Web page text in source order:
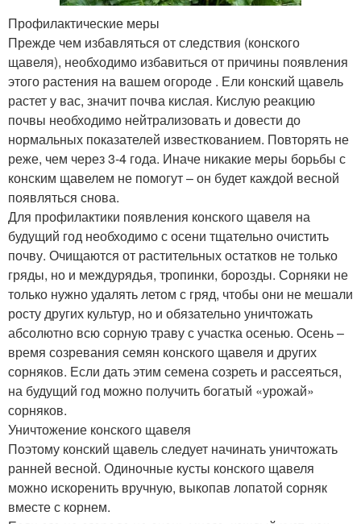
Профилактические меры
Прежде чем избавляться от следствия (конского
щавеля), необходимо избавиться от причины появления
этого растения на вашем огороде . Ели конский щавель
растет у вас, значит почва кислая. Кислую реакцию
почвы необходимо нейтрализовать и довести до
нормальных показателей известкованием. Повторять не
реже, чем через 3-4 года. Иначе никакие меры борьбы с
конским щавелем не помогут – он будет каждой весной
появляться снова.
Для профилактики появления конского щавеля на
будущий год необходимо с осени тщательно очистить
почву. Очищаются от растительных остатков не только
гряды, но и междурядья, тропинки, борозды. Сорняки не
только нужно удалять летом с гряд, чтобы они не мешали
росту других культур, но и обязательно уничтожать
абсолютно всю сорную траву с участка осенью. Осень –
время созревания семян конского щавеля и других
сорняков. Если дать этим семена созреть и рассеяться,
на будущий год можно получить богатый «урожай»
сорняков.
Уничтожение конского щавеля
Поэтому конский щавель следует начинать уничтожать
ранней весной. Одиночные кусты конского щавеля
можно искоренить вручную, выкопав лопатой сорняк
вместе с корнем.